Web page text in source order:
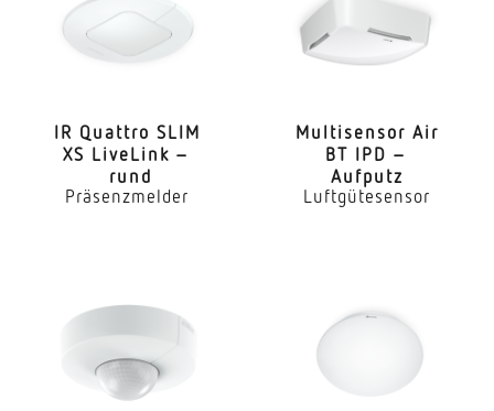
Montageort
Wand, Decke, Ecke
Aufputz
HF-Technik
5,8 GHz
Mechanische Skalierbarkeit
IR Quattro SLIM
XS LiveLink –
rund
Präsenzmelder
Multi­sensor Air
BT IPD –
Aufputz
Luftgütesensor